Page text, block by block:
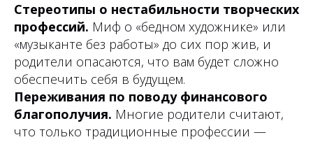
Стереотипы о нестабильности творческих
профессий. Миф о «бедном художнике» или
«музыканте без работы» до сих пор жив, и
родители опасаются, что вам будет сложно
обеспечить себя в будущем.
Переживания по поводу финансового
благополучия. Многие родители считают,
что только традиционные профессии —